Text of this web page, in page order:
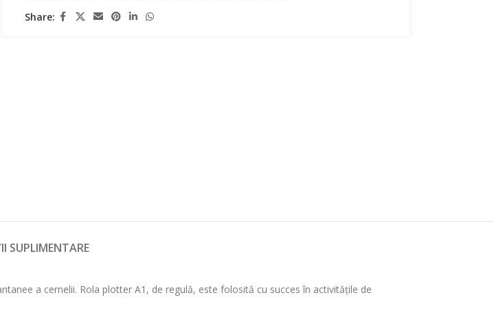
Share:
SUPLIMENTARE
a cernelii. Rola plotter A1, de regulă, este folosită cu succes în activitățile de